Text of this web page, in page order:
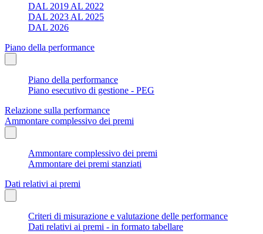
DAL 2019 AL 2022
DAL 2023 AL 2025
DAL 2026
Piano della performance
Piano della performance
Piano esecutivo di gestione - PEG
Relazione sulla performance
Ammontare complessivo dei premi
Ammontare complessivo dei premi
Ammontare dei premi stanziati
Dati relativi ai premi
Criteri di misurazione e valutazione delle performance
Dati relativi ai premi - in formato tabellare